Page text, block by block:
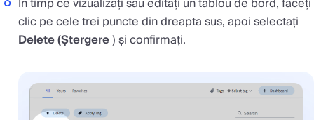
clic pe cele trei puncte din dreapta sus, apoi selectați
Delete (Ștergere) și confirmați.